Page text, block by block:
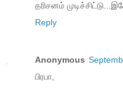
தரிசனம்
Reply
Anonymous
பிரபா,